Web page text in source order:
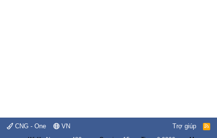
CNG - One VN Trợ giúp
R